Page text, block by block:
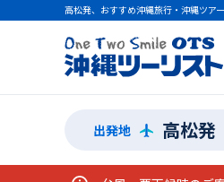
高松発、おすすめ沖縄旅行・沖縄ツアー
出発地 高松発